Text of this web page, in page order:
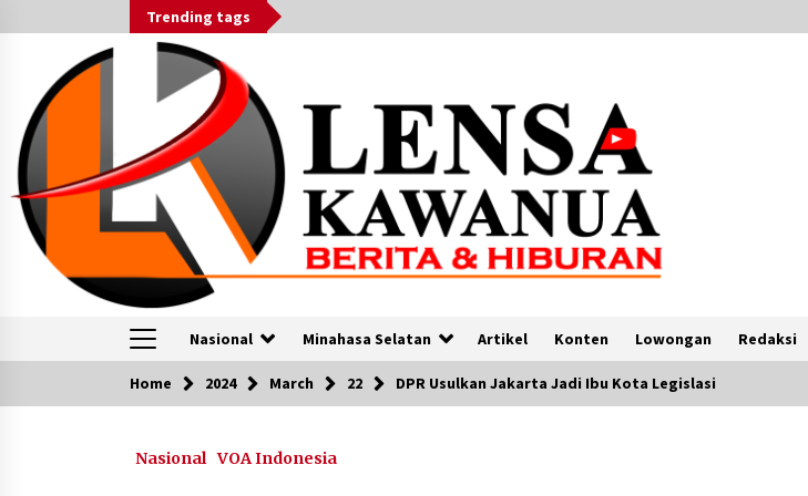
to
Trending tags
Nasional Minahasa Selatan Artikel Konten Lowongan Redaksi
VOA
Berita VOA Indonesia : Jelang Debut
Home 2024 March 22 DPR Usulkan Jakarta Jadi Ibu Kota Legislasi
Nasional VOA Indonesia